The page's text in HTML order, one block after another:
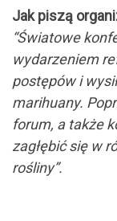
Jak piszą
“Światowe
wydarzeniem
postępów i
marihuany.
forum, a także
zagłębić się w
rośliny”.